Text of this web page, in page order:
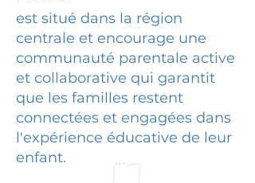
est situé dans la région
centrale et encourage une
communauté parentale active
et collaborative qui garantit
que les familles restent
connectées et engagées dans
l'expérience éducative de leur
enfant.